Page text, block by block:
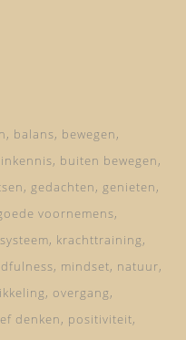
balans bewegen
buiten bewegen
gedachten
genieten
voornemens
krachttraining
mindset natuur
overgang
denken
positiviteit